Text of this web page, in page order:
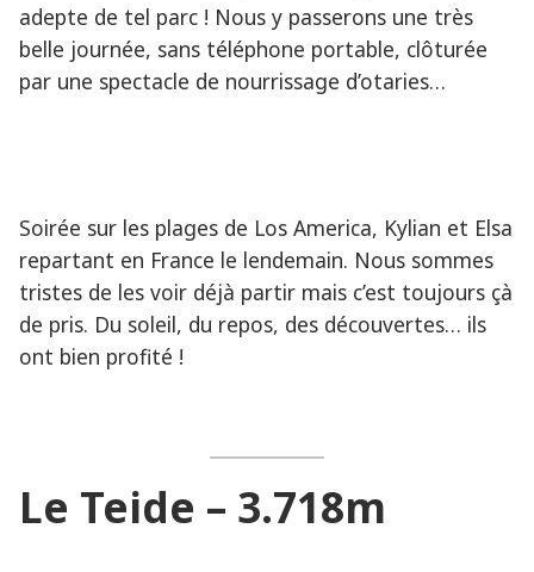
adepte de tel parc ! Nous y passerons une très
belle journée, sans téléphone portable, clôturée
par une spectacle de nourrissage d’otaries…
Soirée sur les plages de Los America, Kylian et Elsa
repartant en France le lendemain. Nous sommes
tristes de les voir déjà partir mais c’est toujours çà
de pris. Du soleil, du repos, des découvertes… ils
ont bien profité !
Le Teide – 3.718m